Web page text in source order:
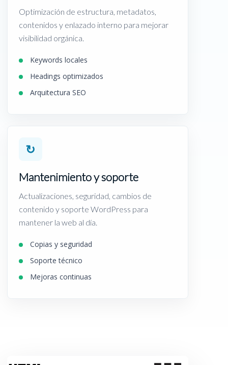
Optimización de estructura, metadatos,
contenidos y enlazado interno para mejorar
visibilidad orgánica.
Keywords locales
Headings optimizados
Arquitectura SEO
↻
Mantenimiento y soporte
Actualizaciones, seguridad, cambios de
contenido y soporte WordPress para
mantener la web al día.
Copias y seguridad
Soporte técnico
Mejoras continuas